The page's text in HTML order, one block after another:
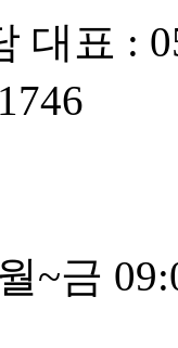
대표 :
월~금